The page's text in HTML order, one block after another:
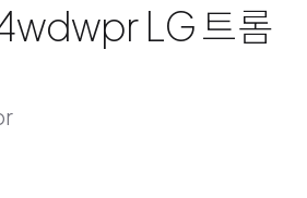
LG 트롬